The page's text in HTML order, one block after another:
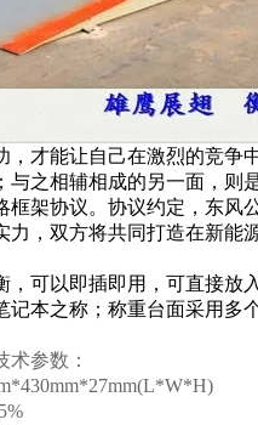
，才能让自己在激烈的竞争
与之相辅相成的另一面，则
框架协议。协议约定，东风
力，双方将共同打造在新能
，可以即插即用，可直接放
记本之称；称重台面采用多
术参数：